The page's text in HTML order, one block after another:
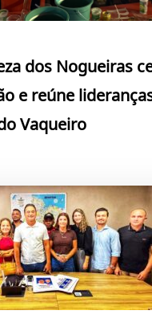
dos Nogueiras
e reúne
Vaqueiro